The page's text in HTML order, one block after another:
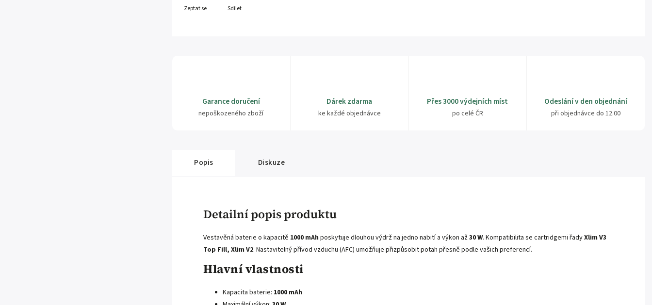
Zeptat se Sdílet
Garance doručení
nepoškozeného zboží
Dárek zdarma
ke každé objednávce
Přes 3000 výdejních míst
po celé ČR
Odeslání v den objednání
při objednávce do 12.00
Popis Diskuze
Detailní popis produktu
Vestavěná baterie o kapacitě 1000 mAh poskytuje dlouhou výdrž na jedno nabití a výkon až30 W. Kompatibilita se cartridgemi řadyXlim V3
Top Fill, Xlim V2. Nastavitelný přívod vzduchu (AFC) umožňuje přizpůsobit potah přesně podle vašich preferencí.
Hlavní vlastnosti
Kapacita baterie: 1000 mAh